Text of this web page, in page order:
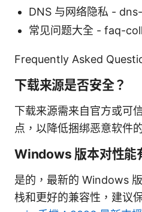
DNS 与网络隐私 -
常见问题大全 - faq-
Frequently Asked
下载来源是否安全？
下载来源需来自官方或可
点，以降低捆绑恶意软件
Windows 版本对性能
是的，最新的 Windows
栈和更好的兼容性，建议